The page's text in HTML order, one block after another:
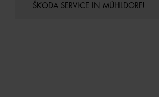
ŠKODA SERVICE IN MÜHLDORF!